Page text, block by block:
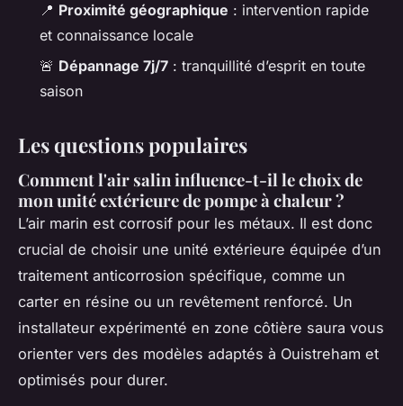
📍 Proximité géographique : intervention rapide
et connaissance locale
🚨 Dépannage 7j/7 : tranquillité d’esprit en toute
saison
Les questions populaires
Comment l'air salin influence-t-il le choix de
mon unité extérieure de pompe à chaleur ?
L’air marin est corrosif pour les métaux. Il est donc
crucial de choisir une unité extérieure équipée d’un
traitement anticorrosion spécifique, comme un
carter en résine ou un revêtement renforcé. Un
installateur expérimenté en zone côtière saura vous
orienter vers des modèles adaptés à Ouistreham et
optimisés pour durer.